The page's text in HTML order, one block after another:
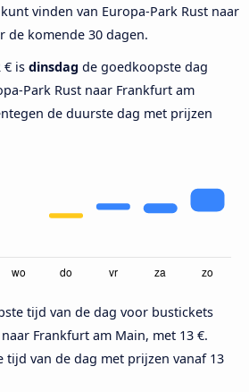
vinden van Europa-Park Rust naar
de komende 30 dagen.
€ is dinsdag de goedkoopste dag
Park Rust naar Frankfurt am
de duurste dag met prijzen
tijd van de dag voor bustickets
Frankfurt am Main, met 13 €.
tijd van de dag met prijzen vanaf 13